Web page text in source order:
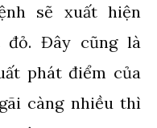
sẽ xuất hiện
đỏ. Đây cũng là
phát điểm của
càng nhiều thì